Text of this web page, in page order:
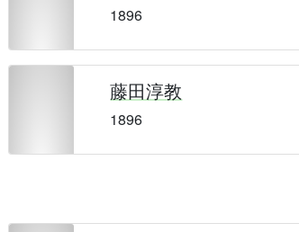
1896
藤田淳教
1896